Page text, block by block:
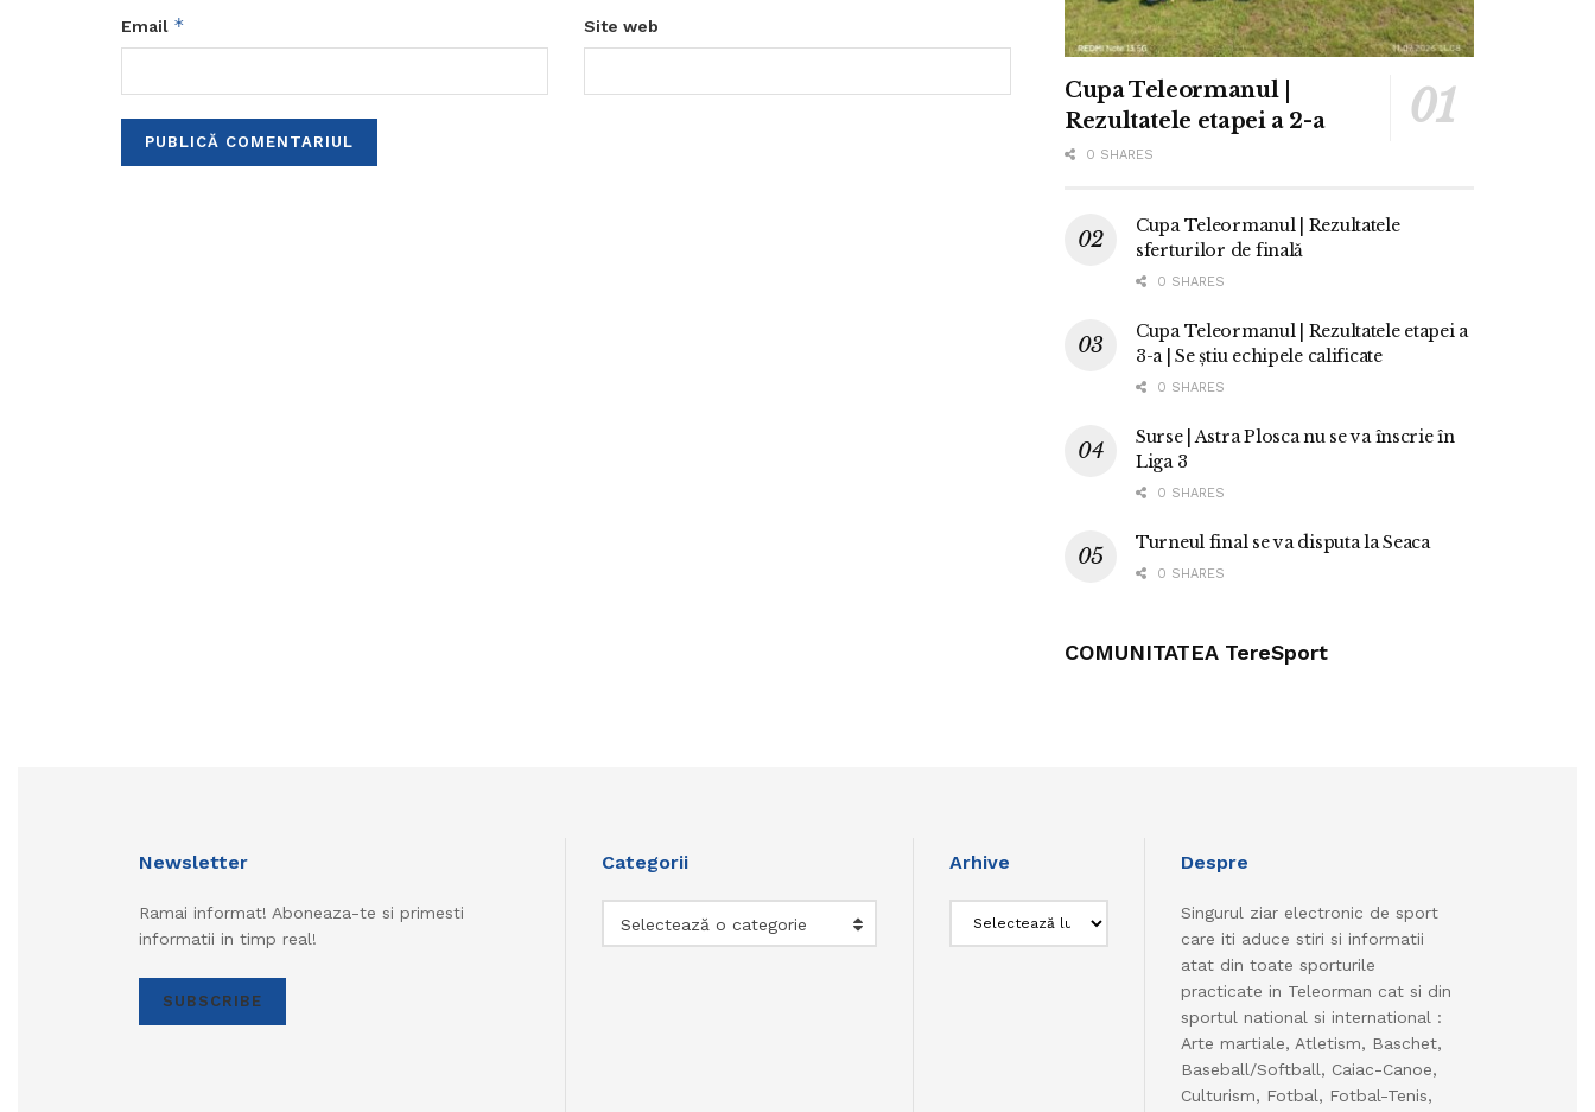
Email * Site web
Cupa Teleormanul |
Rezultatele etapei a 2-a
0 SHARES
Cupa Teleormanul | Rezultatele
sferturilor de finală
0 SHARES
Cupa Teleormanul | Rezultatele etapei a
3-a | Se știu echipele calificate
0 SHARES
Surse | Astra Plosca nu se va înscrie în
Liga 3
0 SHARES
Turneul final se va disputa la Seaca
0 SHARES
COMUNITATEA TereSport
Newsletter
Ramai informat! Aboneaza-te si primesti
informatii in timp real!
SUBSCRIBE
Categorii
Selectează o categorie
Arhive Despre
Singurul ziar electronic de sport
care iti aduce stiri si informatii
atat din toate sporturile
practicate in Teleorman cat si din
sportul national si international :
Arte martiale, Atletism, Baschet,
Baseball/Softball, Caiac-Canoe,
Culturism, Fotbal, Fotbal-Tenis,